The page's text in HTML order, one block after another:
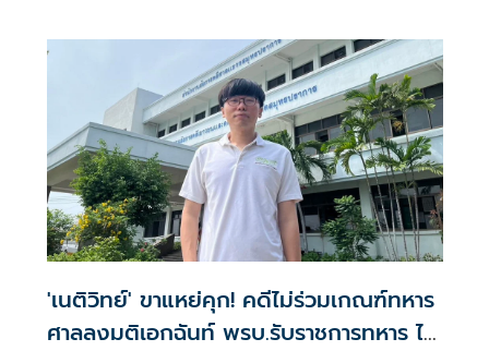
รัฐธรรมนูญที่ออกมาไม่ได้ผิดคาดสักเท่าไหร่ ในเมื่อเหตุปัจจัยใน
'เนติวิทย์' ขาแหย่คุก! คดีไม่ร่วมเกณฑ์ทหาร
ศาลลงมติเอกฉันท์ พรบ.รับราชการทหาร ไม่